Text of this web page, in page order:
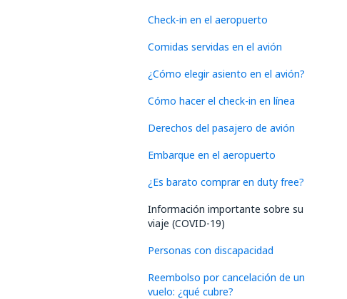
Check-in en el aeropuerto
Comidas servidas en el avión
¿Cómo elegir asiento en el avión?
Cómo hacer el check-in en línea
Derechos del pasajero de avión
Embarque en el aeropuerto
¿Es barato comprar en duty free?
Información importante sobre su
viaje (COVID-19)
Personas con discapacidad
Reembolso por cancelación de un
vuelo: ¿qué cubre?